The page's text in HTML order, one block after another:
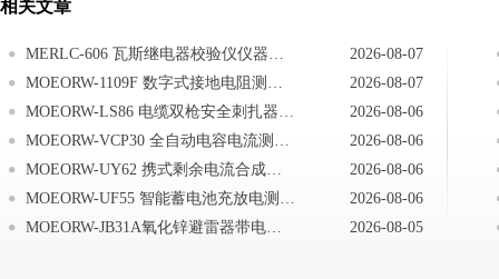
相关文章
MERLC-606 瓦斯继电器校验仪仪器的维护
2026-08-07
MOEORW-1109F 数字式接地电阻测试仪安全规则及注意事项
2026-08-07
MOEORW-LS86 电缆双枪安全刺扎器空试扎实验
2026-08-06
MOEORW-VCP30 全自动电容电流测试仪试验前准备
2026-08-06
MOEORW-UY62 携式剩余电流合成测试仪检测交流系统总剩余电流
2026-08-06
MOEORW-UF55 智能蓄电池充放电测试仪故障排查方式
2026-08-06
MOEORW-JB31A氧化锌避雷器带电测试仪注意事项
2026-08-05